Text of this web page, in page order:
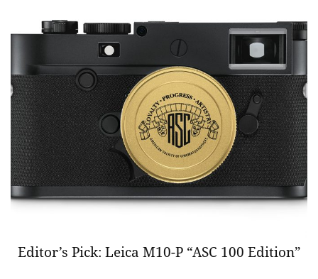
Editor’s Pick: Leica M10-P “ASC 100 Edition”